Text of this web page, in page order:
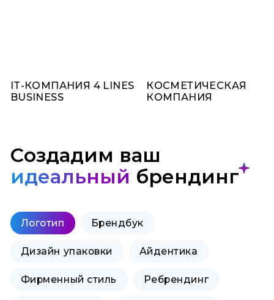
IT-КОМПАНИЯ 4 LINES
BUSINESS
КОСМЕТИЧЕСКАЯ
КОМПАНИЯ
Создадим ваш
идеальный брендинг
Логотип Брендбук
Дизайн упаковки Айдентика
Фирменный стиль Ребрендинг